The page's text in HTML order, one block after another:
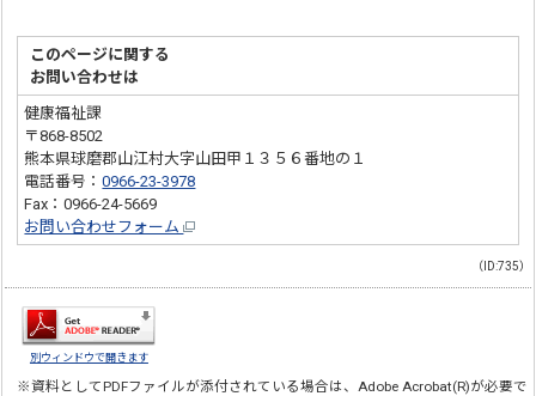
このページに関する
お問い合わせは
健康福祉課
〒868-8502
熊本県球磨郡山江村大字山田甲１３５６番地の１
電話番号：0966-23-3978
Fax：0966-24-5669
お問い合わせフォーム
（ID:735）
別ウィンドウで開きます
※資料としてPDFファイルが添付されている場合は、 Adobe Acrobat(R)が必要で